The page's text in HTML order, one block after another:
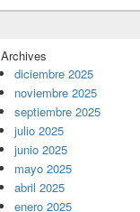
Archives
diciembre 2025
noviembre 2025
septiembre 2025
julio 2025
junio 2025
mayo 2025
abril 2025
enero 2025